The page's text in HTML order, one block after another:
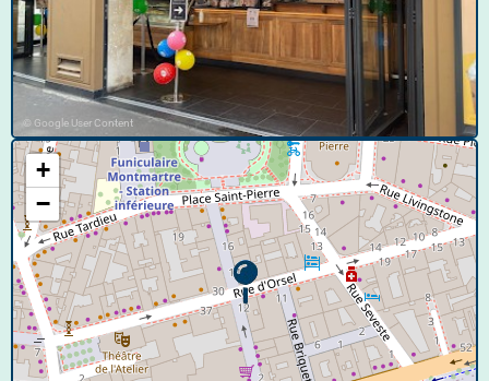
© Google User Content
+
−